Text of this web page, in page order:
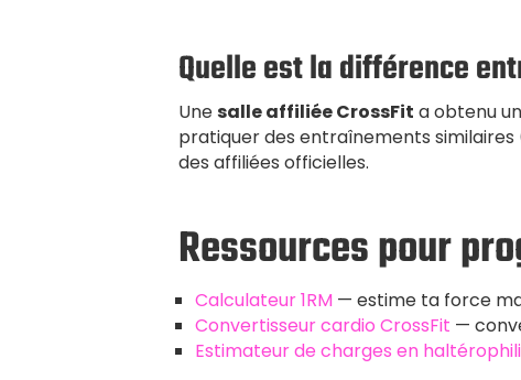
Quelle est la différence
Unesalle affiliée CrossFit a obtenu
pratiquer des entraînements similaires
des affiliées officielles.
Ressources pour
Calculateur 1RM — estime ta force
Convertisseur cardio CrossFit —
Estimateur de charges en